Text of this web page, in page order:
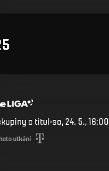
o titul so, 24. 5., 16:00
utkání